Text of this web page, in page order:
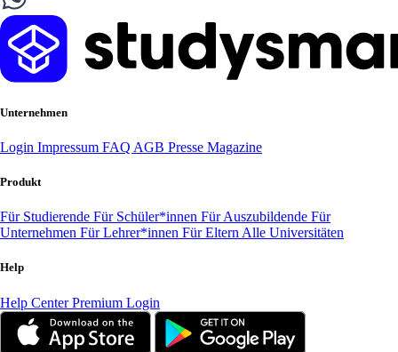
Unternehmen
Login Impressum FAQ AGB Presse Magazine
Produkt
Für Studierende Für Schüler*innen Für Auszubildende Für
Unternehmen Für Lehrer*innen Für Eltern Alle Universitäten
Help
Help CenterPremium Login